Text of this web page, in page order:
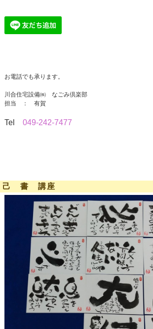
お電話でも承ります。
川合住宅設備㈱ なごみ倶楽部
担当 ： 有賀
Tel 049-242-7477
己 書 講座